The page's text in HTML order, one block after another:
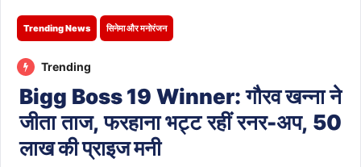
Trending News सिनेमा और मनोरंजन
Trending
Bigg Boss 19 Winner: गौरव खन्ना ने
जीता ताज, फरहाना भट्ट रहीं रनर-अप, 50
लाख की प्राइज मनी